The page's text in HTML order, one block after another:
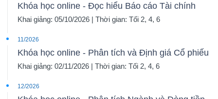
Khóa học online - Đọc hiểu Báo cáo Tài chính
Khai giảng: 05/10/2026 | Thời gian: Tối 2, 4, 6
11/2026
Khóa học online - Phân tích và Định giá Cổ phiếu
Khai giảng: 02/11/2026 | Thời gian: Tối 2, 4, 6
12/2026